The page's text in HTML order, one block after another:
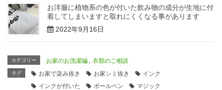
お洋服に植物系の色が付いた飲み物の成分が生地に付
着してしまいますと取れにくくなる事があります
2022年9月16日
カテゴリー お家のお洗濯編 , 衣類のご相談
タグ お家で染み抜き お家シミ抜き
インク
インクが付いた
ボールペン
マジック